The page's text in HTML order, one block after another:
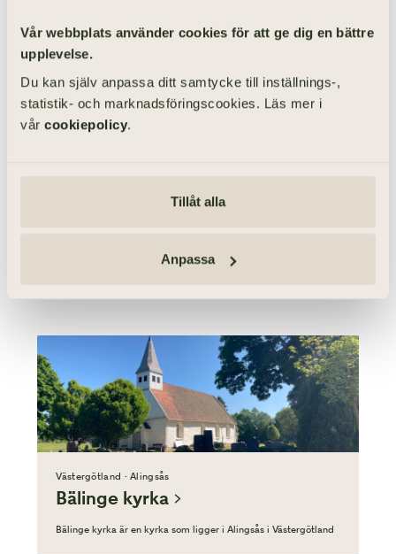
Vår webbplats använder cookies för att ge dig en bättre
upplevelse.
Du kan själv anpassa ditt samtycke till inställnings-,
statistik- och marknadsföringscookies. Läs mer i
vår cookiepolicy.
Tillåt alla
Anpassa
Västergötland · Alingsås
Bälinge kyrka
Bälinge kyrka är en kyrka som ligger i Alingsås i Västergötland